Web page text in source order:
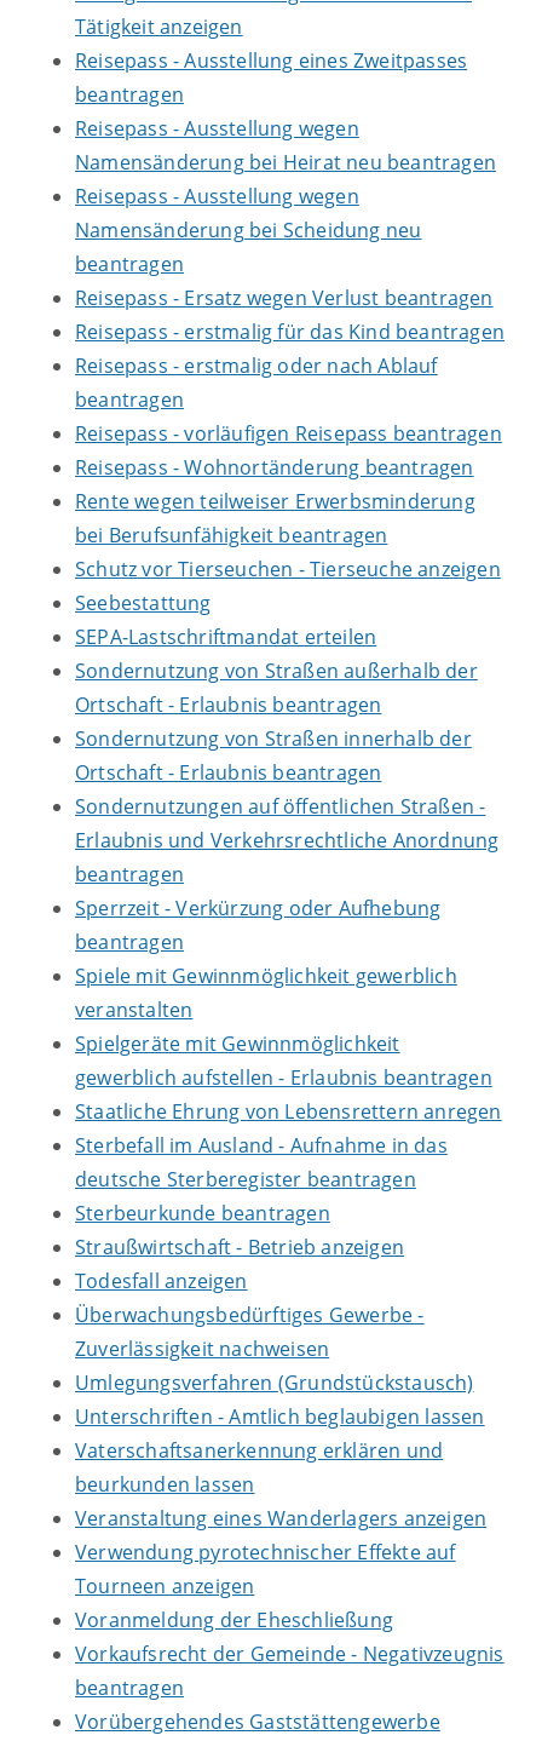
Tätigkeit anzeigen
Reisepass - Ausstellung eines Zweitpasses
beantragen
Reisepass - Ausstellung wegen
Namensänderung bei Heirat neu beantragen
Reisepass - Ausstellung wegen
Namensänderung bei Scheidung neu
beantragen
Reisepass - Ersatz wegen Verlust beantragen
Reisepass - erstmalig für das Kind beantragen
Reisepass - erstmalig oder nach Ablauf
beantragen
Reisepass - vorläufigen Reisepass beantragen
Reisepass - Wohnortänderung beantragen
Rente wegen teilweiser Erwerbsminderung
bei Berufsunfähigkeit beantragen
Schutz vor Tierseuchen - Tierseuche anzeigen
Seebestattung
SEPA-Lastschriftmandat erteilen
Sondernutzung von Straßen außerhalb der
Ortschaft - Erlaubnis beantragen
Sondernutzung von Straßen innerhalb der
Ortschaft - Erlaubnis beantragen
Sondernutzungen auf öffentlichen Straßen -
Erlaubnis und Verkehrsrechtliche Anordnung
beantragen
Sperrzeit - Verkürzung oder Aufhebung
beantragen
Spiele mit Gewinnmöglichkeit gewerblich
veranstalten
Spielgeräte mit Gewinnmöglichkeit
gewerblich aufstellen - Erlaubnis beantragen
Staatliche Ehrung von Lebensrettern anregen
Sterbefall im Ausland - Aufnahme in das
deutsche Sterberegister beantragen
Sterbeurkunde beantragen
Straußwirtschaft - Betrieb anzeigen
Todesfall anzeigen
Überwachungsbedürftiges Gewerbe -
Zuverlässigkeit nachweisen
Umlegungsverfahren (Grundstückstausch)
Unterschriften - Amtlich beglaubigen lassen
Vaterschaftsanerkennung erklären und
beurkunden lassen
Veranstaltung eines Wanderlagers anzeigen
Verwendung pyrotechnischer Effekte auf
Tourneen anzeigen
Voranmeldung der Eheschließung
Vorkaufsrecht der Gemeinde - Negativzeugnis
beantragen
Vorübergehendes Gaststättengewerbe